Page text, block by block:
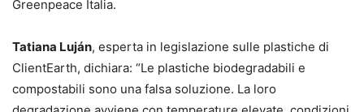
Greenpeace Italia.
Tatiana Luján, esperta in legislazione sulle plastiche di
ClientEarth, dichiara: “Le plastiche biodegradabili e
compostabili sono una falsa soluzione. La loro